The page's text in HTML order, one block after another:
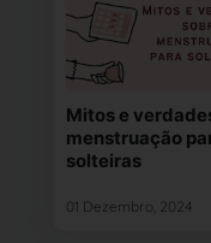
Mitos e
menstruação
solteiras
01 Dezembro, 2024